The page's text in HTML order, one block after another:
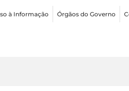
à Informação Órgãos do Governo